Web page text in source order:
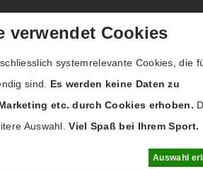
verwendet Cookies
systemrelevante Cookies, die
sind. Es werden keine Daten zu
etc. durch Cookies erhoben.
Auswahl.Viel Spaß bei Ihrem Sport.
Auswahl